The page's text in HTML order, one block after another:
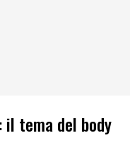
tema del body